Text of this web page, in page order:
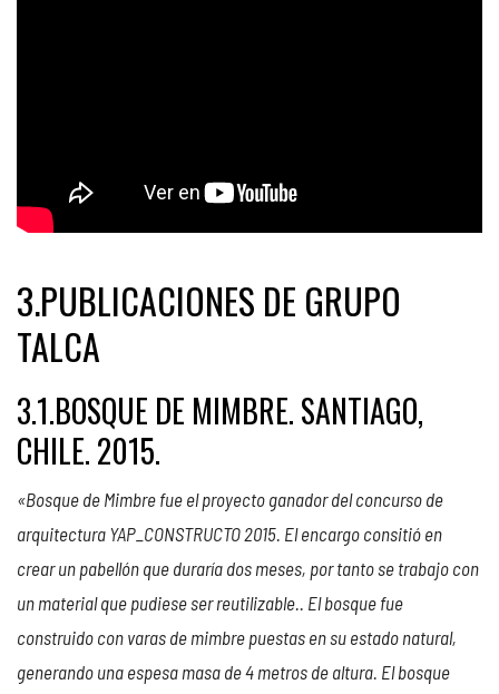
3.PUBLICACIONES DE GRUPO
TALCA
3.1.BOSQUE DE MIMBRE. SANTIAGO,
CHILE. 2015.
«Bosque de Mimbre fue el proyecto ganador del concurso de
arquitectura YAP_CONSTRUCTO 2015. El encargo consitió en
crear un pabellón que duraría dos meses, por tanto se trabajo con
un material que pudiese ser reutilizable.. El bosque fue
construido con varas de mimbre puestas en su estado natural,
generando una espesa masa de 4 metros de altura. El bosque